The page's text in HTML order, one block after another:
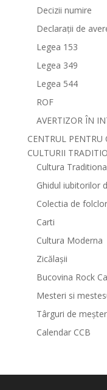
Decizii numire
Declarații de
Legea 153
Legea 349
Legea 544
ROF
AVERTIZOR ÎN
CENTRUL PENTRU
CULTURII
Cultura
Ghidul iubitorilor
Colectia de
Carti
Cultura Moderna
Zicălașii
Bucovina Rock
Mesteri si
Târguri de
Calendar CCB